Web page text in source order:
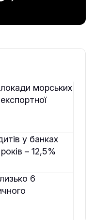
морських
у банках
– 12,5%
6